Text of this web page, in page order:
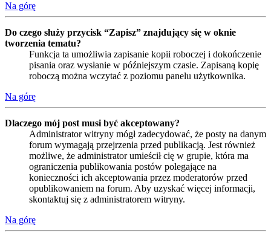
Na górę
Do czego służy przycisk “Zapisz” znajdujący się w oknie
tworzenia tematu?
Funkcja ta umożliwia zapisanie kopii roboczej i dokończenie
pisania oraz wysłanie w późniejszym czasie. Zapisaną kopię
roboczą można wczytać z poziomu panelu użytkownika.
Na górę
Dlaczego mój post musi być akceptowany?
Administrator witryny mógł zadecydować, że posty na danym
forum wymagają przejrzenia przed publikacją. Jest również
możliwe, że administrator umieścił cię w grupie, która ma
ograniczenia publikowania postów polegające na
konieczności ich akceptowania przez moderatorów przed
opublikowaniem na forum. Aby uzyskać więcej informacji,
skontaktuj się z administratorem witryny.
Na górę